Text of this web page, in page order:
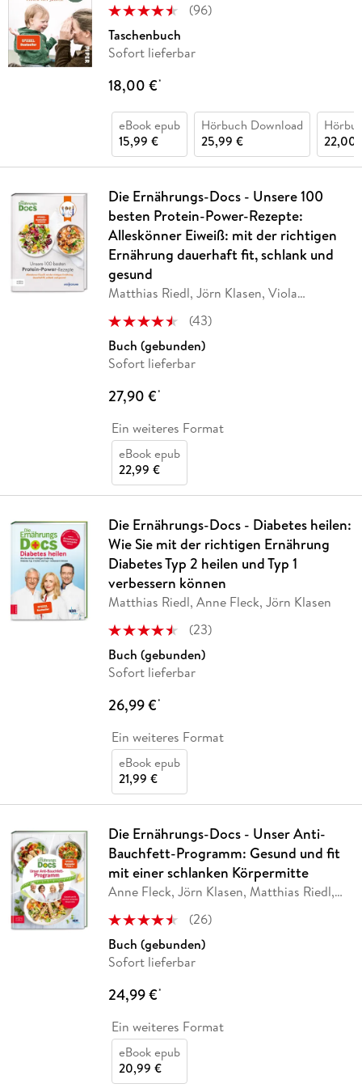
(96)
Taschenbuch
Sofort lieferbar
18,00 €*
eBook epub
15,99 €
Hörbuch Download
25,99 €
22,00
Die Ernährungs-Docs - Unsere 100
besten Protein-Power-Rezepte:
Alleskönner Eiweiß: mit der richtigen
Ernährung dauerhaft fit, schlank und
gesund
Matthias Riedl, Jörn Klasen, Viola
(43)
Buch (gebunden)
Sofort lieferbar
27,90 €*
Ein weiteres Format
eBook epub
22,99 €
Die Ernährungs-Docs - Diabetes heilen:
Wie Sie mit der richtigen Ernährung
Diabetes Typ 2 heilen und Typ 1
verbessern können
Matthias Riedl, Anne Fleck, Jörn Klasen
(23)
Buch (gebunden)
Sofort lieferbar
26,99 €*
Ein weiteres Format
eBook epub
21,99 €
Die Ernährungs-Docs - Unser Anti-
Bauchfett-Programm: Gesund und fit
mit einer schlanken Körpermitte
Anne Fleck, Jörn Klasen, Matthias Riedl,
(26)
Buch (gebunden)
Sofort lieferbar
24,99 €*
Ein weiteres Format
eBook epub
20,99 €